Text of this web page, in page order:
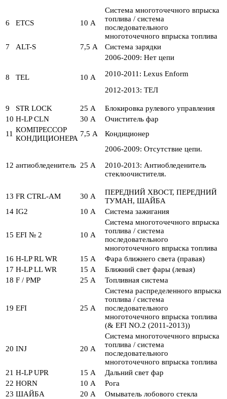
6 ETCS 10 А
Система многоточечного впрыска
топлива / система
последовательного
многоточечного впрыска топлива
7
ALT-S 7,5 А Система зарядки
8 TEL 10 А
2006-2009: Нет цепи
2010-2011: Lexus Enform
2012-2013: ТЕЛ
9 STR LOCK 25 А
Блокировка рулевого управления
10 H-LP CLN 30 А
Очиститель фар
11 КОМПРЕССОР
КОНДИЦИОНЕРА
7,5 А Кондиционер
12 антиобледенитель 25 А
2006-2009: Отсутствие цепи.
2010-2013: Антиобледенитель
стеклоочистителя.
13 FR CTRL-AM 30 А
ПЕРЕДНИЙ ХВОСТ, ПЕРЕДНИЙ
ТУМАН, ШАЙБА
14 IG2 10 А Система зажигания
15 EFI № 2 10 А
Система многоточечного впрыска
топлива / система
последовательного
многоточечного впрыска топлива
16 H-LP RL WR 15 А
Фара ближнего света (правая)
17 H-LP LL WR 15 А
Ближний свет фары (левая)
18 F / PMP 25 А Топливная система
19 EFI 25 А
Система распределенного впрыска
топлива / система
последовательного
многоточечного впрыска топлива
(& EFI NO.2 (2011-2013))
20 INJ 20 А
Система многоточечного впрыска
топлива / система
последовательного
многоточечного впрыска топлива
21 H-LP UPR 15 А
Дальний свет фар
22 HORN 10 А
Рога
23 ШАЙБА 20 А
Омыватель лобового стекла